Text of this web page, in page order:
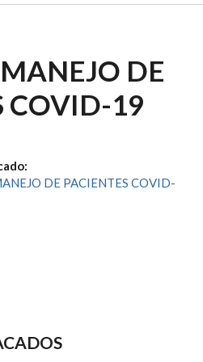
DE
COVID-19
DE PACIENTES COVID-